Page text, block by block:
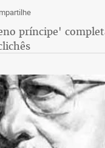
príncipe'